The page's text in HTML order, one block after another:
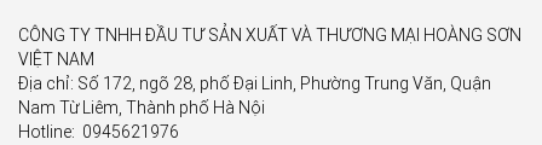
CÔNG TY TNHH ĐẦU TƯ SẢN XUẤT VÀ THƯƠNG MẠI HOÀNG SƠN
VIỆT NAM
Địa chỉ: Số 172, ngõ 28, phố Đại Linh, Phường Trung Văn, Quận
Nam Từ Liêm, Thành phố Hà Nội
Hotline: 0945621976